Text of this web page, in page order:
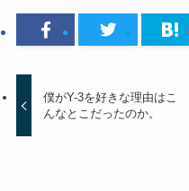
僕がY-3を好きな理由はこ
んなとこだったのか。